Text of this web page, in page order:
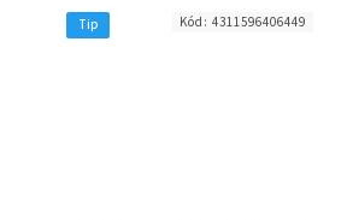
Tip Kód: 4311596406449